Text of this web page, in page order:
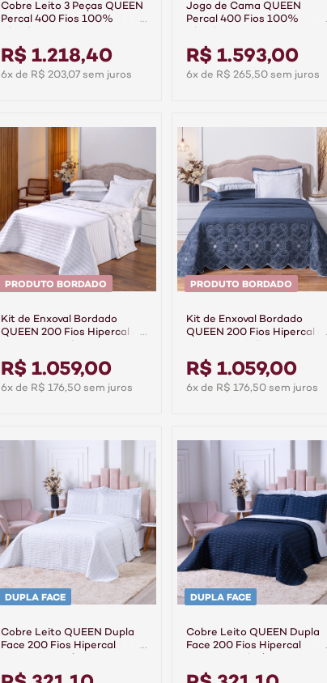
Cobre Leito 3 Peças QUEEN
Percal 400 Fios 100%
R$ 1.218,40
6x de R$ 203,07 sem juros
Jogo de Cama QUEEN
Percal 400 Fios 100%
R$ 1.593,00
6x de R$ 265,50 sem juros
PRODUTO BORDADO
Kit de Enxoval Bordado
QUEEN 200 Fios Hipercal 6
Branco/Arabesco
R$ 1.059,00
6x de R$ 176,50 sem juros
PRODUTO BORDADO
Kit de Enxoval Bordado
QUEEN 200 Fios Hipercal 6
Topázio/Arabesco
R$ 1.059,00
6x de R$ 176,50 sem juros
DUPLA FACE
Cobre Leito QUEEN Dupla
Face 200 Fios Hipercal
DUPLA FACE
Cobre Leito QUEEN Dupla
Face 200 Fios Hipercal